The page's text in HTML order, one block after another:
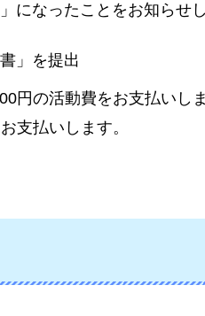
になったことをお知らせ
」を提出
円の活動費をお支払いしま
支払いします。